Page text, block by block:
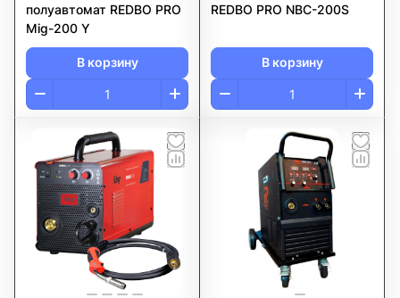
полуавтомат REDBO PRO
Mig-200 Y
В корзину
REDBO PRO NBC-200S
В корзину